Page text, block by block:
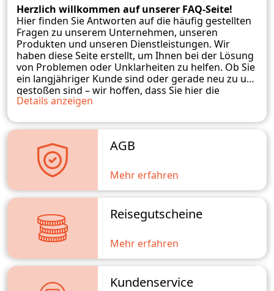
Herzlich willkommen auf unserer FAQ-Seite!
Hier finden Sie Antworten auf die häufig gestellten
Fragen zu unserem Unternehmen, unseren
Produkten und unseren Dienstleistungen. Wir
haben diese Seite erstellt, um Ihnen bei der Lösung
von Problemen oder Unklarheiten zu helfen. Ob Sie
ein langjähriger Kunde sind oder gerade neu zu uns
gestoßen sind – wir hoffen, dass Sie hier die
benötigten Informationen finden. Sollten Sie
kontaktieren. Wir stehen Ihnen gerne zur
weiterzuhelfen.
Details anzeigen
AGB
Mehr erfahren
Reisegutscheine
Mehr erfahren
Kundenservice